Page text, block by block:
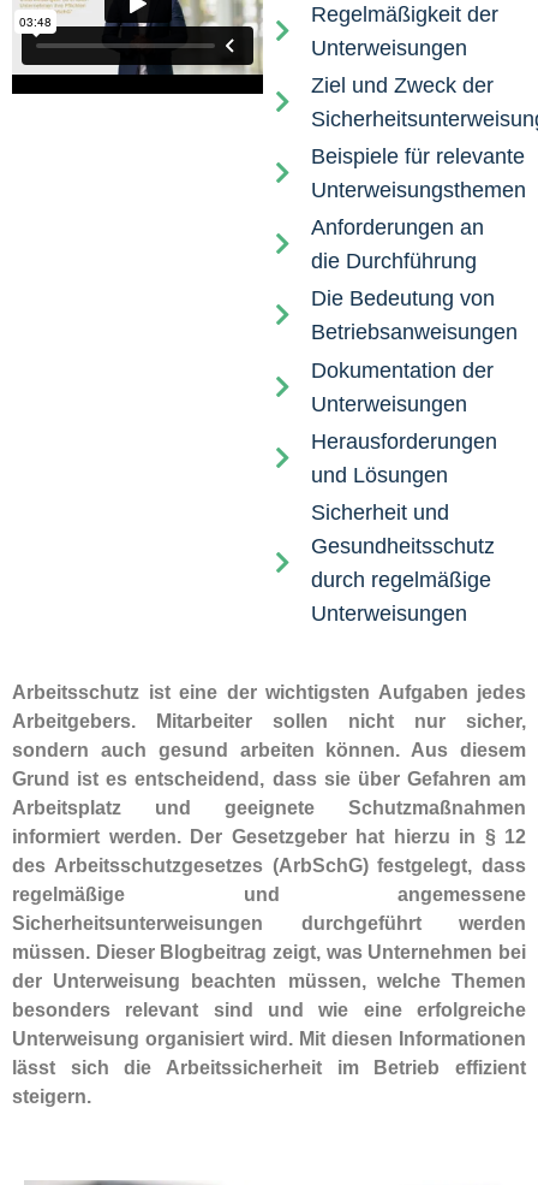
Regelmäßigkeit der
Unterweisungen
Ziel und Zweck der
Beispiele für relevante
Unterweisungsthemen
Anforderungen an
die Durchführung
Die Bedeutung von
Betriebsanweisungen
Dokumentation der
Unterweisungen
Herausforderungen
und Lösungen
Sicherheit und
Gesundheitsschutz
durch regelmäßige
Unterweisungen
Arbeitsschutz ist eine der wichtigsten Aufgaben jedes
Arbeitgebers. Mitarbeiter sollen nicht nur sicher,
sondern auch gesund arbeiten können. Aus diesem
Grund ist es entscheidend, dass sie über Gefahren am
Arbeitsplatz und geeignete Schutzmaßnahmen
informiert werden. Der Gesetzgeber hat hierzu in § 12
des Arbeitsschutzgesetzes (ArbSchG) festgelegt, dass
regelmäßige und angemessene
Sicherheitsunterweisungen durchgeführt werden
müssen. Dieser Blogbeitrag zeigt, was Unternehmen bei
der Unterweisung beachten müssen, welche Themen
besonders relevant sind und wie eine erfolgreiche
Unterweisung organisiert wird. Mit diesen Informationen
lässt sich die Arbeitssicherheit im Betrieb effizient
steigern.